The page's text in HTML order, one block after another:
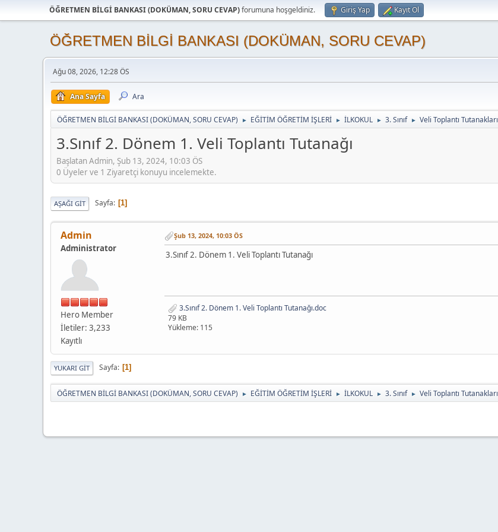
ÖĞRETMEN BİLGİ BANKASI (DOKÜMAN, SORU CEVAP)forumuna hoşgeldiniz. Giriş Yap Kayıt Ol
ÖĞRETMEN BİLGİ BANKASI (DOKÜMAN, SORU CEVAP)
Ağu 08, 2026, 12:28 ÖS
Ana Sayfa Ara
ÖĞRETMEN BİLGİ BANKASI (DOKÜMAN, SORU CEVAP) ► EĞİTİM ÖĞRETİM İŞLERİ ► İLKOKUL ► 3. Sınıf ► Veli Toplantı Tutanakları
3.Sınıf 2. Dönem 1. Veli Toplantı Tutanağı
Başlatan Admin, Şub 13, 2024, 10:03 ÖS
0 Üyeler ve 1 Ziyaretçi konuyu incelemekte.
AŞAĞI GIT Sayfa 1
Admin
Administrator
Hero Member
İletiler: 3,233
Kayıtlı
Şub 13, 2024, 10:03 ÖS
3.Sınıf 2. Dönem 1. Veli Toplantı Tutanağı
3.Sınıf 2. Dönem 1. Veli Toplantı Tutanağı.doc
79 KB
Yükleme: 115
YUKARI GIT Sayfa 1
ÖĞRETMEN BİLGİ BANKASI (DOKÜMAN, SORU CEVAP) ► EĞİTİM ÖĞRETİM İŞLERİ ► İLKOKUL ► 3. Sınıf ► Veli Toplantı Tutanakları